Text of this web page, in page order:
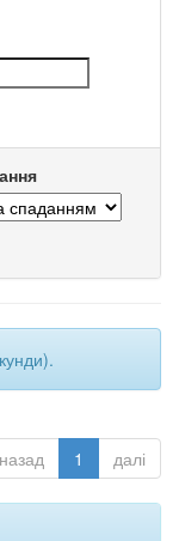
назад 1 далі